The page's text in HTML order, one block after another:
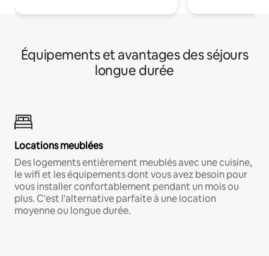
Équipements et avantages des séjours
longue durée
Locations meublées
Des logements entièrement meublés avec une cuisine,
le wifi et les équipements dont vous avez besoin pour
vous installer confortablement pendant un mois ou
plus. C'est l'alternative parfaite à une location
moyenne ou longue durée.